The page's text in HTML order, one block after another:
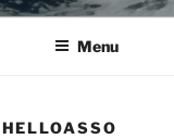
Menu
HELLOASSO